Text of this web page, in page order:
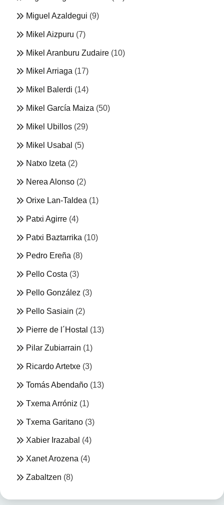
Miguel Azaldegui (9)
Mikel Aizpuru (7)
Mikel Aranburu Zudaire (10)
Mikel Arriaga (17)
Mikel Balerdi (14)
Mikel García Maiza (50)
Mikel Ubillos (29)
Mikel Usabal (5)
Natxo Izeta (2)
Nerea Alonso (2)
Orixe Lan-Taldea (1)
Patxi Agirre (4)
Patxi Baztarrika (10)
Pedro Ereña (8)
Pello Costa (3)
Pello González (3)
Pello Sasiain (2)
Pierre de l´Hostal (13)
Pilar Zubiarrain (1)
Ricardo Artetxe (3)
Tomás Abendaño (13)
Txema Arróniz (1)
Txema Garitano (3)
Xabier Irazabal (4)
Xanet Arozena (4)
Zabaltzen (8)